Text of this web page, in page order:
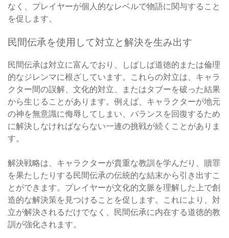
なく、プレイヤーが個人的なレベルで物語に関与すること
を促します。
民間伝承を使用して対立と解決を生み出す
民間伝承は対立に富んでおり、しばしば道徳的または倫理
的なジレンマに根ざしています。これらの対立は、キャラ
クター間の誤解、文化的対立、またはタブーを破った結果
から生じることがあります。例えば、キャラクターが地元
の神を無意識に侮辱してしまい、バランスを回復するため
に解決しなければならない一連の挑戦が続くことがありま
す。
解決戦略は、キャラクターが貴重な教訓を学んだり、贖罪
を果たしたりする民間伝承の伝統的な結末から引き出すこ
とができます。プレイヤーが文化的文脈を理解した上で創
造的な解決策を見つけることを促します。これにより、対
立が解決されるだけでなく、民間伝承に内在する道徳的教
訓が強化されます。